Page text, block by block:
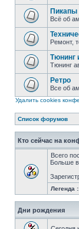
Пикапы
Всё об
Ремонт,
Тюнинг
Тюнинг
Ретро
Все об
Удалить cookies
Список форумов
Кто сейчас на
Всего
Больше
Легенда
Дни рождения